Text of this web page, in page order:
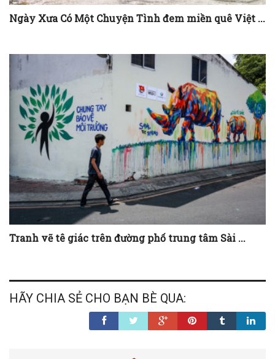
Ngày Xưa Có Một Chuyện Tình đem miền quê Việt ...
Tranh vẽ tê giác trên đường phố trung tâm Sài ...
HÃY CHIA SẺ CHO BẠN BÈ QUA: